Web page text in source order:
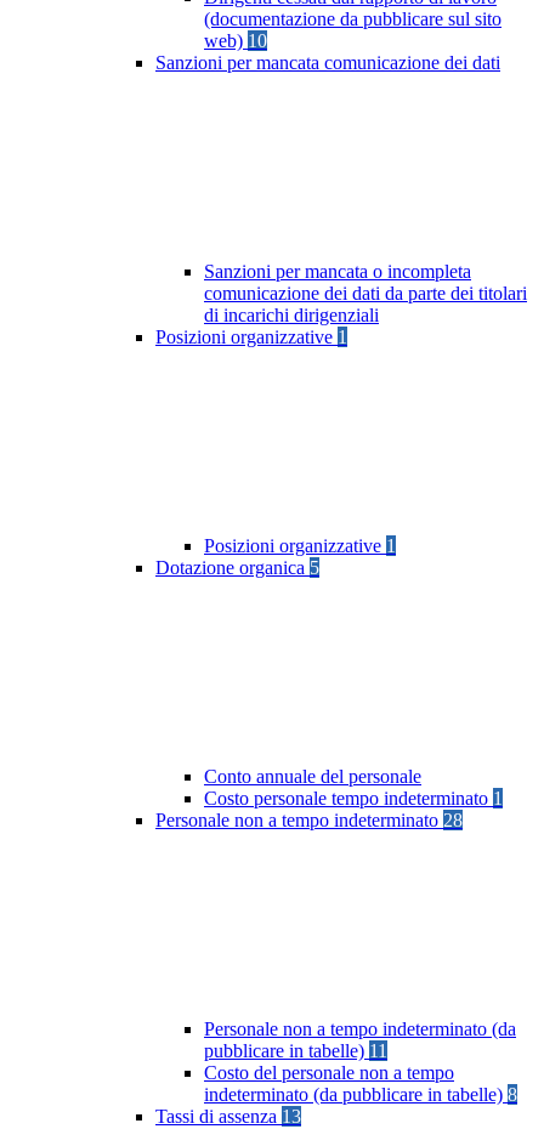
(documentazione da pubblicare sul sito
web) 10
Sanzioni per mancata comunicazione dei dati
Sanzioni per mancata o incompleta
comunicazione dei dati da parte dei titolari
di incarichi dirigenziali
Posizioni organizzative 1
Posizioni organizzative 1
Dotazione organica 5
Conto annuale del personale
Costo personale tempo indeterminato 1
Personale non a tempo indeterminato 28
Personale non a tempo indeterminato (da
pubblicare in tabelle) 11
Costo del personale non a tempo
indeterminato (da pubblicare in tabelle) 8
Tassi di assenza 13